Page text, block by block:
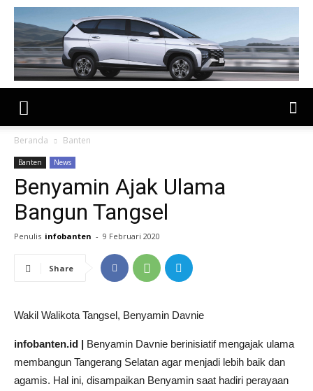
Beranda Banten
Banten News
Benyamin Ajak Ulama
Bangun Tangsel
Penulis infobanten - 9 Februari 2020
Share
Wakil Walikota Tangsel, Benyamin Davnie
infobanten.id | Benyamin Davnie berinisiatif mengajak ulama
membangun Tangerang Selatan agar menjadi lebih baik dan
agamis. Hal ini, disampaikan Benyamin saat hadiri perayaan